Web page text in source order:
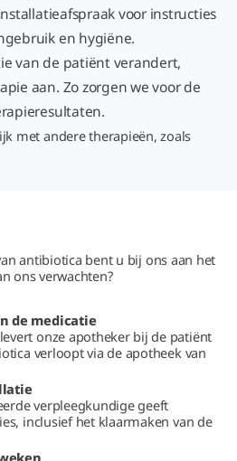
voor instructies
en hygiëne.
van de patiënt verandert,
aan. Zo zorgen we voor de
met andere therapieën, zoals
antibiotica bent u bij ons aan het
ons verwachten?
de medicatie
onze apotheker bij de patiënt
verloopt via de apotheek van
verpleegkundige geeft
inclusief het klaarmaken van de